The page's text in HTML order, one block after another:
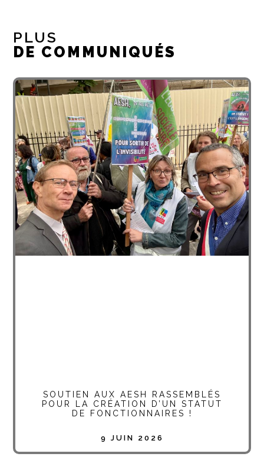
PLUS
DE COMMUNIQUÉS
SOUTIEN AUX AESH RASSEMBLÉS
POUR LA CRÉATION D’UN STATUT
DE FONCTIONNAIRES !
9 JUIN 2026